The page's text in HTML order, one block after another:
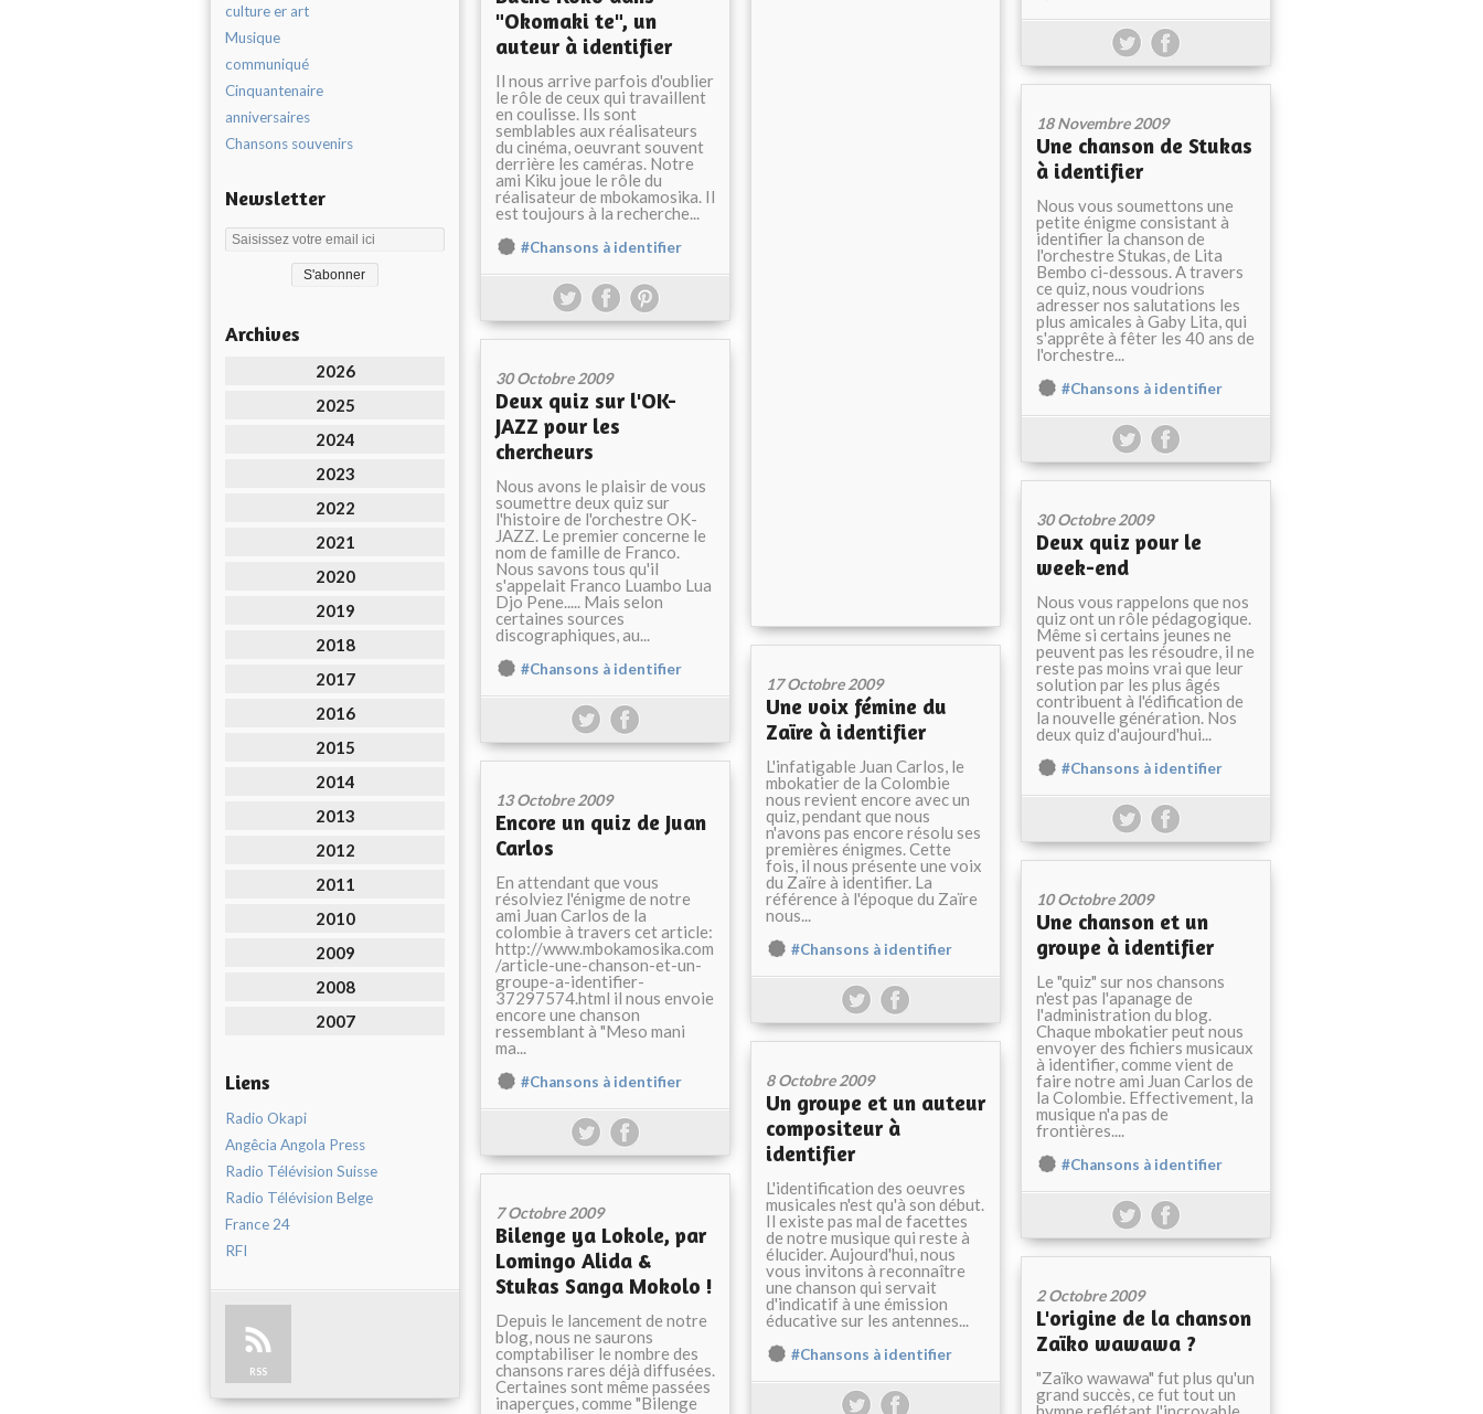
culture er art
Musique
communiqué
Cinquantenaire
anniversaires
Chansons souvenirs
Newsletter
Archives
2026
2025
2024
2023
2022
2021
2020
2019
2018
2017
2016
2015
2014
2013
2012
2011
2010
2009
2008
2007
Liens
Radio Okapi
Angêcia Angola Press
Radio Télévision Suisse
Radio Télévision Belge
France 24
RFI
RSS
"Okomaki te", un
auteur à identifier
Il nous arrive parfois d'oublier
le rôle de ceux qui travaillent
en coulisse. Ils sont
semblables aux réalisateurs
du cinéma, oeuvrant souvent
derrière les caméras. Notre
ami Kiku joue le rôle du
réalisateur de mbokamosika. Il
est toujours à la recherche...
#Chansons à identifier
18 Novembre 2009
Une chanson de Stukas
à identifier
Nous vous soumettons une
petite énigme consistant à
identifier la chanson de
l'orchestre Stukas, de Lita
Bembo ci-dessous. A travers
ce quiz, nous voudrions
adresser nos salutations les
plus amicales à Gaby Lita, qui
s'apprête à fêter les 40 ans de
l'orchestre...
#Chansons à identifier
30 Octobre 2009
Deux quiz sur l'OK-
JAZZ pour les
chercheurs
Nous avons le plaisir de vous
soumettre deux quiz sur
l'histoire de l'orchestre OK-
JAZZ. Le premier concerne le
nom de famille de Franco.
Nous savons tous qu'il
s'appelait Franco Luambo Lua
Djo Pene..... Mais selon
certaines sources
discographiques, au...
#Chansons à identifier
30 Octobre 2009
Deux quiz pour le
week-end
Nous vous rappelons que nos
quiz ont un rôle pédagogique.
Même si certains jeunes ne
peuvent pas les résoudre, il ne
reste pas moins vrai que leur
solution par les plus âgés
contribuent à l'édification de
la nouvelle génération. Nos
deux quiz d'aujourd'hui...
#Chansons à identifier
17 Octobre 2009
Une voix fémine du
Zaïre à identifier
L'infatigable Juan Carlos, le
mbokatier de la Colombie
nous revient encore avec un
quiz, pendant que nous
n'avons pas encore résolu ses
premières énigmes. Cette
fois, il nous présente une voix
du Zaïre à identifier. La
référence à l'époque du Zaïre
nous...
#Chansons à identifier
13 Octobre 2009
Encore un quiz de Juan
Carlos
En attendant que vous
résolviez l'énigme de notre
ami Juan Carlos de la
colombie à travers cet article:
http://www.mbokamosika.com
/article-une-chanson-et-un-
groupe-a-identifier-
37297574.html il nous envoie
encore une chanson
ressemblant à "Meso mani
ma...
#Chansons à identifier
10 Octobre 2009
Une chanson et un
groupe à identifier
Le "quiz" sur nos chansons
n'est pas l'apanage de
l'administration du blog.
Chaque mbokatier peut nous
envoyer des fichiers musicaux
à identifier, comme vient de
faire notre ami Juan Carlos de
la Colombie. Effectivement, la
musique n'a pas de
frontières....
#Chansons à identifier
8 Octobre 2009
Un groupe et un auteur
compositeur à
identifier
L'identification des oeuvres
musicales n'est qu'à son début.
Il existe pas mal de facettes
de notre musique qui reste à
élucider. Aujourd'hui, nous
vous invitons à reconnaître
une chanson qui servait
d'indicatif à une émission
éducative sur les antennes...
#Chansons à identifier
7 Octobre 2009
Bilenge ya Lokole, par
Lomingo Alida &
Stukas Sanga Mokolo !
Depuis le lancement de notre
blog, nous ne saurons
comptabiliser le nombre des
chansons rares déjà diffusées.
Certaines sont même passées
inaperçues, comme "Bilenge
2 Octobre 2009
L'origine de la chanson
Zaïko wawawa ?
"Zaïko wawawa" fut plus qu'un
grand succès, ce fut tout un